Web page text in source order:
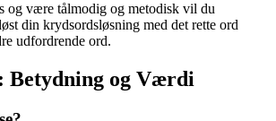
og være tålmodig og metodisk vil du
din krydsordsløsning med det rette ord
udfordrende ord.
Betydning og Værdi